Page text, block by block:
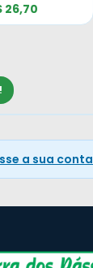
26,70
a sua conta